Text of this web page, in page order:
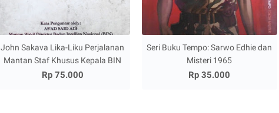
John Sakava Lika-Liku Perjalanan
Mantan Staf Khusus Kepala BIN
Rp 75.000
Seri Buku Tempo: Sarwo Edhie dan
Misteri 1965
Rp 35.000